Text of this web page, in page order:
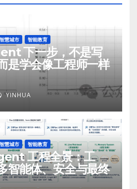
智慧城市 智能教育
下一步，不是写
是学会像工程师一样
YINHUA
智慧城市 智能教育
工程全景：工
智能体、安全与最终